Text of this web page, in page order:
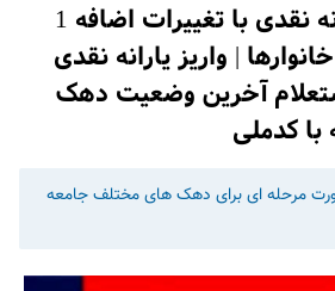
استارت واریز یارانه نقدی با تغییرات اضافه 1
| واریز یارانه نقدی
آخرین وضعیت دهک
با کدملی
مرحله ای برای دهک های مختلف جامعه